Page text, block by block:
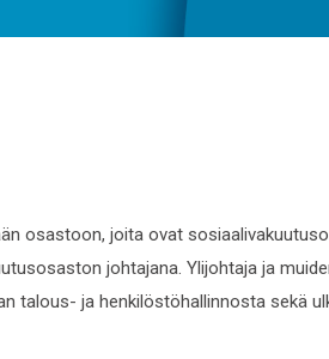
osastoon, joita ovat
johtajana. Ylijohtaja ja
talous- ja henkilöstöhallinnosta sekä